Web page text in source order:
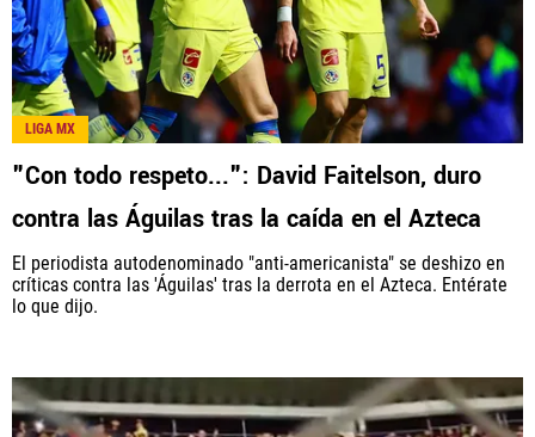
LIGA MX
"Con todo respeto...": David Faitelson, duro
contra las Águilas tras la caída en el Azteca
El periodista autodenominado "anti-americanista" se deshizo en
críticas contra las 'Águilas' tras la derrota en el Azteca. Entérate
lo que dijo.